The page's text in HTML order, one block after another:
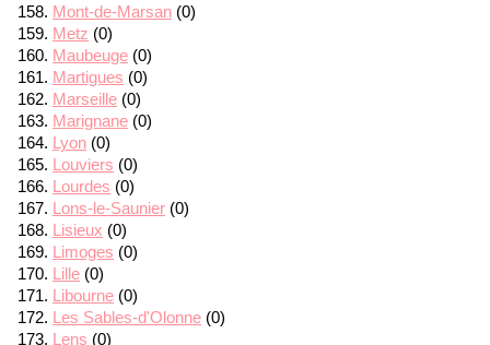
Mont-de-Marsan (0)
Metz (0)
Maubeuge (0)
Martigues (0)
Marseille (0)
Marignane (0)
Lyon (0)
Louviers (0)
Lourdes (0)
Lons-le-Saunier (0)
Lisieux (0)
Limoges (0)
Lille (0)
Libourne (0)
Les Sables-d'Olonne (0)
Lens (0)